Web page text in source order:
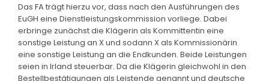
Das FA trägt hierzu vor, dass nach den Ausführungen des
EuGH eine Dienstleistungskommission vorliege. Dabei
erbringe zunächst die Klägerin als Kommittentin eine
sonstige Leistung an X und sodann X als Kommissionärin
eine sonstige Leistung an die Endkunden. Beide Leistungen
seien in Irland steuerbar. Da die Klägerin gleichwohl in den
Bestellbestätigungen als Leistende genannt und deutsche